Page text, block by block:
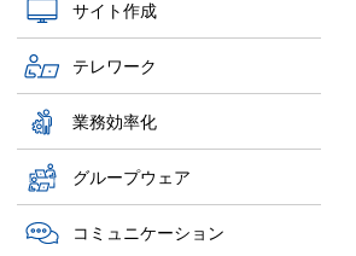
サイト作成
テレワーク
業務効率化
グループウェア
コミュニケーション